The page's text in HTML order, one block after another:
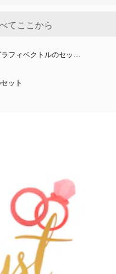
フィベクトルのセッ…
ット